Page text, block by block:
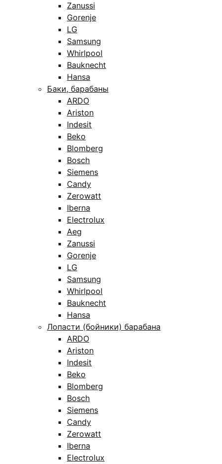
Zanussi
Gorenje
LG
Samsung
Whirlpool
Bauknecht
Hansa
Баки, барабаны
ARDO
Ariston
Indesit
Beko
Blomberg
Bosch
Siemens
Candy
Zerowatt
Iberna
Electrolux
Aeg
Zanussi
Gorenje
LG
Samsung
Whirlpool
Bauknecht
Hansa
Лопасти (бойники) барабана
ARDO
Ariston
Indesit
Beko
Blomberg
Bosch
Siemens
Candy
Zerowatt
Iberna
Electrolux